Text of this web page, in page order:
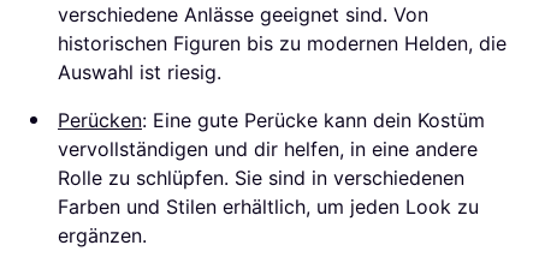
verschiedene Anlässe geeignet sind. Von
historischen Figuren bis zu modernen Helden, die
Auswahl ist riesig.
Perücken: Eine gute Perücke kann dein Kostüm
vervollständigen und dir helfen, in eine andere
Rolle zu schlüpfen. Sie sind in verschiedenen
Farben und Stilen erhältlich, um jeden Look zu
ergänzen.